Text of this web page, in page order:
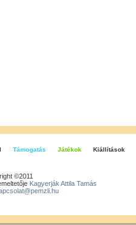
Támogatás Játékok Kiállítások
©2011
Kagyerják Attila Tamás